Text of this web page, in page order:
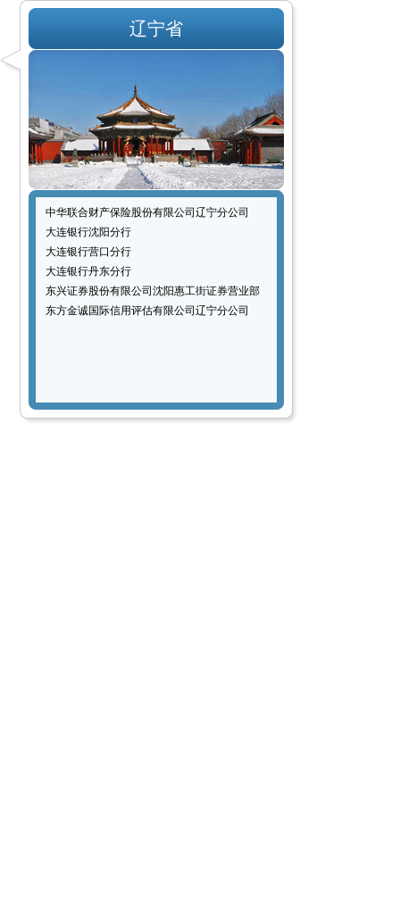
辽宁省
中华联合财产保险股份有限公司辽宁分公司
大连银行沈阳分行
大连银行营口分行
大连银行丹东分行
东兴证券股份有限公司沈阳惠工街证券营业部
东方金诚国际信用评估有限公司辽宁分公司